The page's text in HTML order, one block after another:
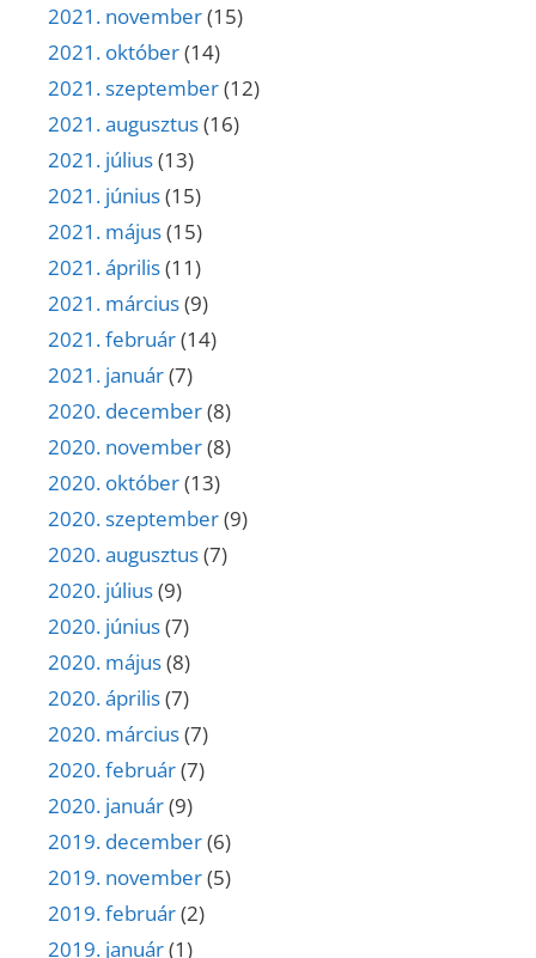
2021. november(15)
2021. október(14)
2021. szeptember(12)
2021. augusztus(16)
2021. július(13)
2021. június(15)
2021. május(15)
2021. április(11)
2021. március(9)
2021. február(14)
2021. január(7)
2020. december(8)
2020. november(8)
2020. október(13)
2020. szeptember(9)
2020. augusztus(7)
2020. július(9)
2020. június(7)
2020. május(8)
2020. április(7)
2020. március(7)
2020. február(7)
2020. január(9)
2019. december(6)
2019. november(5)
2019. február(2)
2019. január(1)